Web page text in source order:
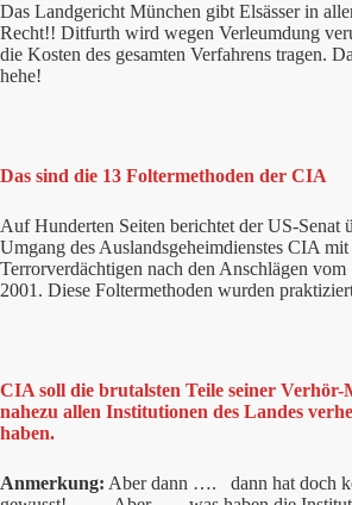
Das Landgericht München gibt Elsässer in
Recht!! Ditfurth wird wegen Verleumdung
die Kosten des gesamten Verfahrens tragen.
hehe!
Das sind die 13 Foltermethoden der CIA
Auf Hunderten Seiten berichtet der US-Senat
Umgang des Auslandsgeheimdienstes CIA mit
Terrorverdächtigen nach den Anschlägen vom
2001. Diese Foltermethoden wurden
CIA soll die brutalsten Teile seiner Verhör-
nahezu allen Institutionen des Landes
haben.
Anmerkung: Aber dann …. dann hat doch